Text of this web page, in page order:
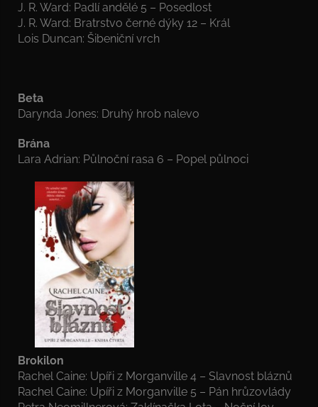
J. R. Ward: Padlí andělé 5 – Posedlost
J. R. Ward: Bratrstvo černé dýky 12 – Král
Lois Duncan: Šibeniční vrch
Beta
Darynda Jones: Druhý hrob nalevo
Brána
Lara Adrian: Půlnoční rasa 6 – Popel půlnoci
Brokilon
Rachel Caine: Upíři z Morganville 4 – Slavnost bláznů
Rachel Caine: Upíři z Morganville 5 – Pán hrůzovlády